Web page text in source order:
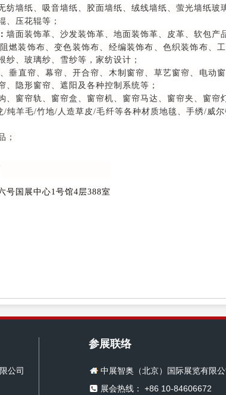
纺墙纸、吸音墙纸、胶面墙纸、绒线墙纸、萤光墙纸玻
、压花辊等；
墙面装饰革、沙发装饰革、地面装饰革、皮革、软包产
燃装饰布、变色装饰布、经编装饰布、色织装饰布、
、玻璃纱、雪纱等，家纺设计；
垂直帘、幕帘、开合帘、木制窗帘、草艺窗帘、电动
隐形窗帘、遮阳及各种控制系统等；
、窗帘轨、窗帘盒、窗帘机、窗帘马达、窗帘夹、窗帘
/纯羊毛/竹地/人造草皮/毛纤等各种材质地毯、手绣/威
；
号国展中心1号馆4层388室
公司
参展联络
中展智奥（北京）国际展览有限公
展会热线： +86 10-84606672